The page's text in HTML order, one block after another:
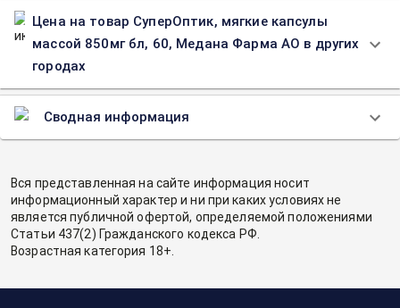
Цена на товар СуперОптик, мягкие капсулы
массой 850мг бл, 60, Медана Фарма АО в других
городах
Сводная информация
Вся представленная на сайте информация носит
информационный характер и ни при каких условиях не
является публичной офертой, определяемой положениями
Статьи 437(2) Гражданского кодекса РФ.
Возрастная категория 18+.